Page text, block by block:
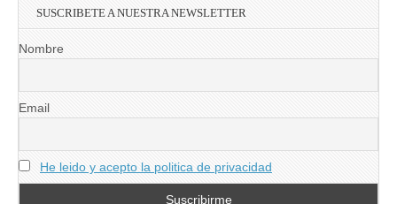
SUSCRIBETE A NUESTRA NEWSLETTER
Nombre
Email
He leido y acepto la politica de privacidad